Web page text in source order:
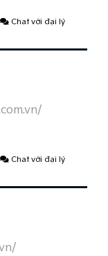
Chat với đại lý
Chat với đại lý